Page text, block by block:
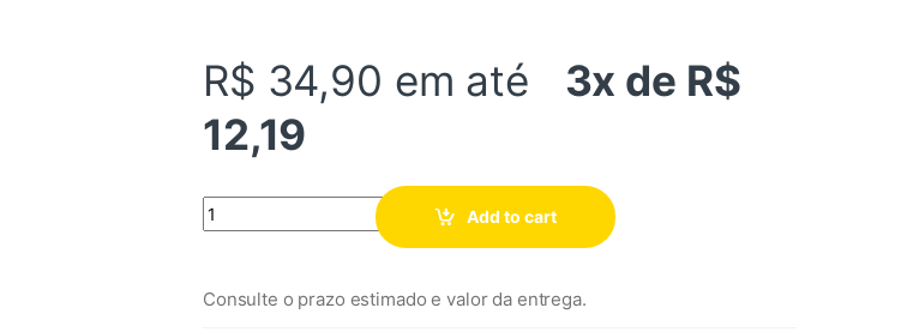
R$ 34,90 em até 3x de R$
12,19
Quantity
Add to cart
Consulte o prazo estimado e valor da entrega.